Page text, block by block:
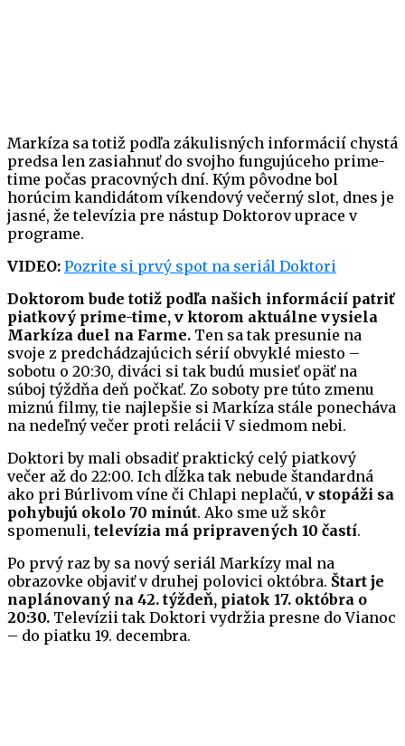
Markíza sa totiž podľa zákulisných informácií chystá
predsa len zasiahnuť do svojho fungujúceho prime-
time počas pracovných dní. Kým pôvodne bol
horúcim kandidátom víkendový večerný slot, dnes je
jasné, že televízia pre nástup Doktorov uprace v
programe.
VIDEO: Pozrite si prvý spot na seriál Doktori
Doktorom bude totiž podľa našich informácií patriť
piatkový prime-time, v ktorom aktuálne vysiela
Markíza duel na Farme. Ten sa tak presunie na
svoje z predchádzajúcich sérií obvyklé miesto –
sobotu o 20:30, diváci si tak budú musieť opäť na
súboj týždňa deň počkať. Zo soboty pre túto zmenu
miznú filmy, tie najlepšie si Markíza stále ponecháva
na nedeľný večer proti relácii V siedmom nebi.
Doktori by mali obsadiť praktický celý piatkový
večer až do 22:00. Ich dĺžka tak nebude štandardná
ako pri Búrlivom víne či Chlapi neplačú, v stopáži sa
pohybujú okolo 70 minút. Ako sme už skôr
spomenuli, televízia má pripravených 10 častí.
Po prvý raz by sa nový seriál Markízy mal na
obrazovke objaviť v druhej polovici októbra. Štart je
naplánovaný na 42. týždeň, piatok 17. októbra o
20:30. Televízii tak Doktori vydržia presne do Vianoc
– do piatku 19. decembra.